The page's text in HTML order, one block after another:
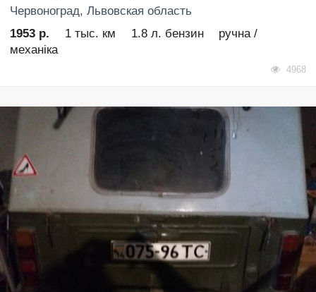
Червоноград, Львовская область
1953 р.
1 тыс. км 1.8 л. бензин
ручна /
механіка
4968